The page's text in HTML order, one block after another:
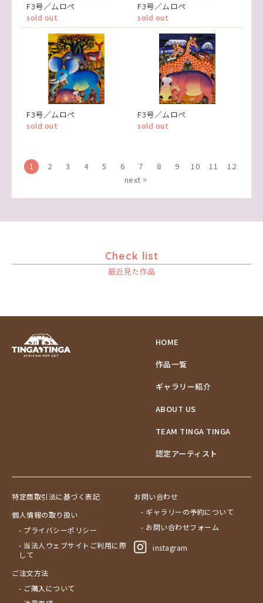
F3号／ムロペ
sold out
F3号／ムロペ
sold out
F3号／ムロペ
sold out
F3号／ムロペ
sold out
1 2 3 4 5 6 7 8 9 10 11
12
next >
Check list
最近見た作品
HOME
作品一覧
ギャラリー紹介
ABOUT US
TEAM TINGA TINGA
認定アーティスト
特定商取引法に基づく表記
個人情報の取り扱い
- プライバシーポリシー
- 当法人ウェブサイトご利用に際
して
ご注文方法
- ご購入について
お問い合わせ
- ギャラリーの予約について
- お問い合わせフォーム
instagram